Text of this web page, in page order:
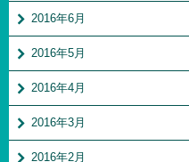
2016年6月
2016年5月
2016年4月
2016年3月
2016年2月